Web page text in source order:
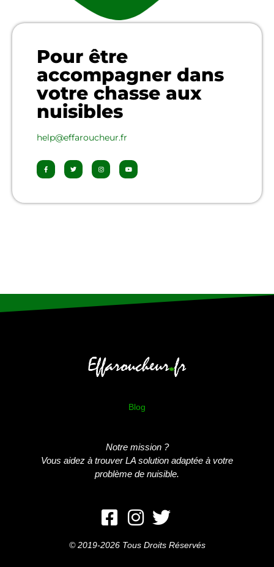
Pour être
accompagner dans
votre chasse aux
nuisibles
help@effaroucheur.fr
Blog
Notre mission ?
Vous aidez à trouver LA solution adaptée à votre
problème de nuisible.
© 2019-2026 Tous Droits Réservés